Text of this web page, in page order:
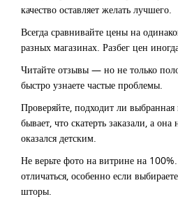
качество оставляет желать лучшего.
Всегда сравнивайте цены на
разных магазинах. Разбег цен
Читайте отзывы — но не только
быстро узнаете частые проблемы.
Проверяйте, подходит ли
бывает, что скатерть заказали, а
оказался детским.
Не верьте фото на витрине на
отличаться, особенно если
шторы.